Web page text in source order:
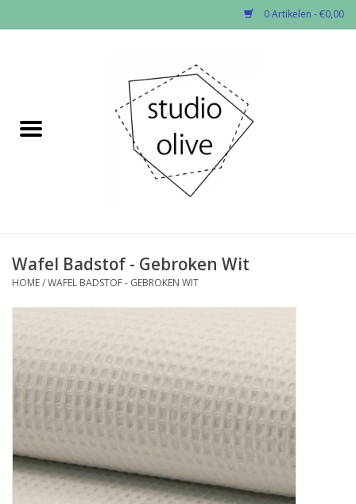
0 Artikelen - €0,00
✂︎Nieuw
Fournituren
Workshops
Diy pakketten
Studio Olive inspireert....
Wafel Badstof - Gebroken Wit
HOME/WAFEL BADSTOF - GEBROKEN WIT